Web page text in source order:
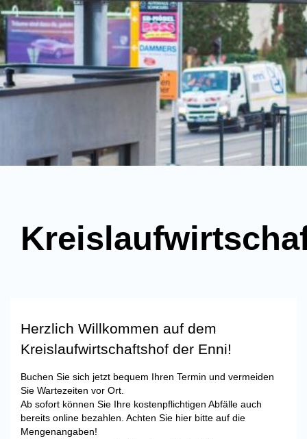
Herzlich Willkommen auf dem
Kreislaufwirtschaftshof der Enni!
Buchen Sie sich jetzt bequem Ihren Termin und vermeiden
Sie Wartezeiten vor Ort.
Ab sofort können Sie Ihre kostenpflichtigen Abfälle auch
bereits online bezahlen. Achten Sie hier bitte auf die
Mengenangaben!